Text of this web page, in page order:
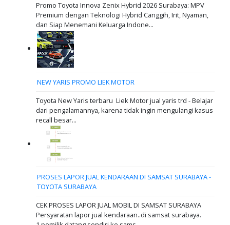
Promo Toyota Innova Zenix Hybrid 2026 Surabaya: MPV
Premium dengan Teknologi Hybrid Canggih, Irit, Nyaman,
dan Siap Menemani Keluarga Indone...
NEW YARIS PROMO LIEK MOTOR
Toyota New Yaris terbaru Liek Motor jual yaris trd - Belajar
dari pengalamannya, karena tidak ingin mengulangi kasus
recall besar...
PROSES LAPOR JUAL KENDARAAN DI SAMSAT SURABAYA -
TOYOTA SURABAYA
CEK PROSES LAPOR JUAL MOBIL DI SAMSAT SURABAYA
Persyaratan lapor jual kendaraan..di samsat surabaya.